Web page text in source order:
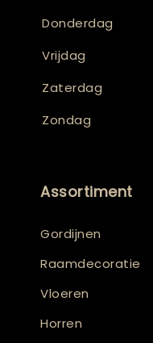
Donderdag
Vrijdag
Zaterdag
Zondag
Assortiment
Gordijnen
Raamdecoratie
Vloeren
Horren